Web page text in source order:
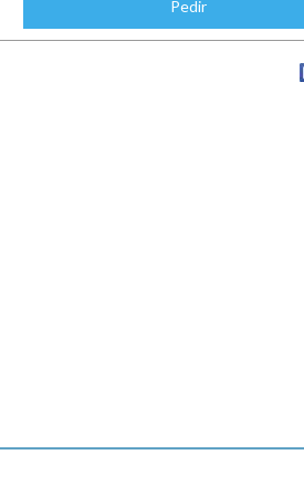
Pedir